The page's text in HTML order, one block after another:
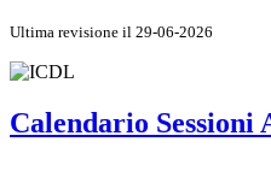
Ultima revisione il 29-06-2026
Calendario Sessioni